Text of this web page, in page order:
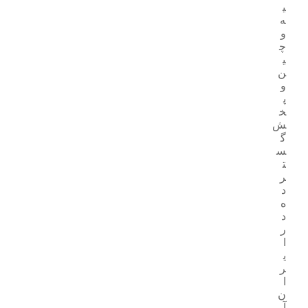
ی
ه
و
چ
ی
ن
و
پ
خ
ش
گ
س
ت
ر
د
ه
د
ر
ی
ر
ن